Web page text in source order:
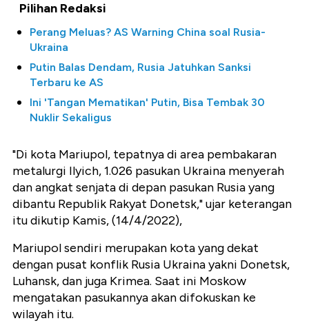
Pilihan Redaksi
Perang Meluas? AS Warning China soal Rusia-
Ukraina
Putin Balas Dendam, Rusia Jatuhkan Sanksi
Terbaru ke AS
Ini 'Tangan Mematikan' Putin, Bisa Tembak 30
Nuklir Sekaligus
"Di kota Mariupol, tepatnya di area pembakaran
metalurgi Ilyich, 1.026 pasukan Ukraina menyerah
dan angkat senjata di depan pasukan Rusia yang
dibantu Republik Rakyat Donetsk," ujar keterangan
itu dikutip Kamis, (14/4/2022),
Mariupol sendiri merupakan kota yang dekat
dengan pusat konflik Rusia Ukraina yakni Donetsk,
Luhansk, dan juga Krimea. Saat ini Moskow
mengatakan pasukannya akan difokuskan ke
wilayah itu.